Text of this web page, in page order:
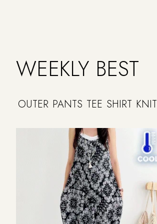
WEEKLY BEST
OUTER PANTS TEE SHIRT KNIT